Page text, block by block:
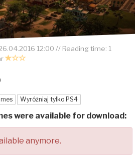
12:00 // Reading time: 1
Wyróżniaj tylko PS4
were available for download:
anymore.